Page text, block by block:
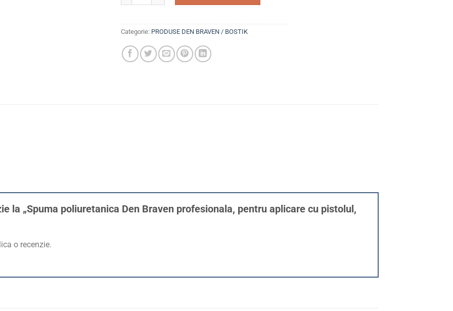
Categorie: PRODUSE DEN BRAVEN / BOSTIK
la „Spuma poliuretanica Den Braven profesionala, pentru aplicare cu pistolul,
o recenzie.